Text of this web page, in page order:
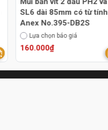
SL6 dài 85mm có từ tính
Anex No.395-DB2S
Lựa chọn báo giá
160.000₫